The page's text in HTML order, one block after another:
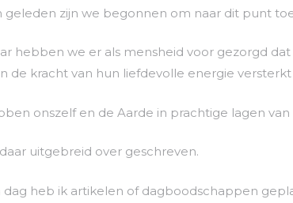
geleden zijn we begonnen om naar dit punt
hebben we er als mensheid voor gezorgd
de kracht van hun liefdevolle energie
onszelf en de Aarde in prachtige lagen
uitgebreid over geschreven.
dag heb ik artikelen of dagboodschappen